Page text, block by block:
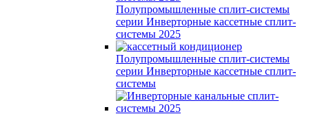
Полупромышленные сплит-системы
серии Инверторные кассетные сплит-
системы 2025
Полупромышленные сплит-системы
серии Инверторные кассетные сплит-
системы